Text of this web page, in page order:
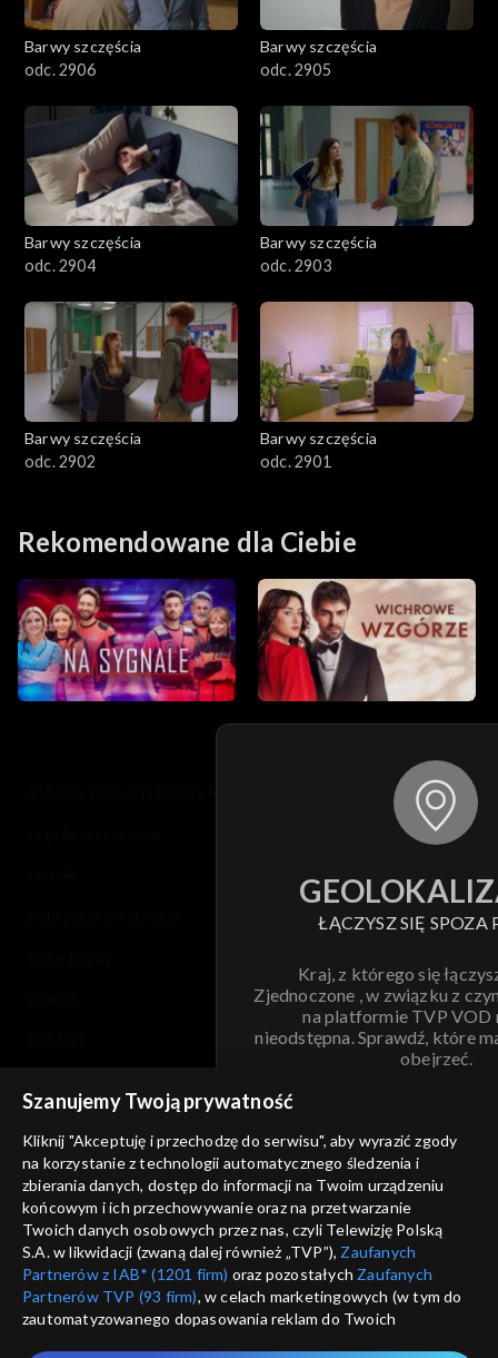
Barwy szczęścia
odc. 2906
Barwy szczęścia
odc. 2905
Barwy szczęścia
odc. 2904
Barwy szczęścia
odc. 2903
Barwy szczęścia
odc. 2902
Barwy szczęścia
odc. 2901
Rekomendowane dla Ciebie
ŁĄCZYSZ SIĘ SPOZA
Kraj, z którego się
Zjednoczone , w związku z
na platformie TVP VOD
nieodstępna. Sprawdź, które
obejrzeć.
ANULUJ
informacje o dostawcy usług
Szanujemy Twoją prywatność
Kliknij "Akceptuję i przechodzę do serwisu", aby wyrazić zgody
na korzystanie z technologii automatycznego śledzenia i
zbierania danych, dostęp do informacji na Twoim urządzeniu
końcowym i ich przechowywanie oraz na przetwarzanie
Twoich danych osobowych przez nas, czyli Telewizję Polską
S.A. w likwidacji (zwaną dalej również „TVP”), Zaufanych
Partnerów z IAB* (1201 firm) oraz pozostałych Zaufanych
Partnerów TVP (93 firm), w celach marketingowych (w tym do
zautomatyzowanego dopasowania reklam do Twoich